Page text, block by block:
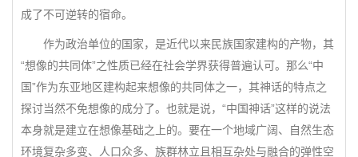
成了不可逆转的宿命。
作为政治单位的国家，是近代以来民族国家建构的产物，其
“想像的共同体”之性质已经在社会学界获得普遍认可。那么“中
国”作为东亚地区建构起来想像的共同体之一，其神话的特点之
探讨当然不免想像的成分了。也就是说，“中国神话”这样的说法
本身就是建立在想像基础之上的。要在一个地域广阔、自然生态
环境复杂多变、人口众多、族群林立且相互杂处与融合的弹性空